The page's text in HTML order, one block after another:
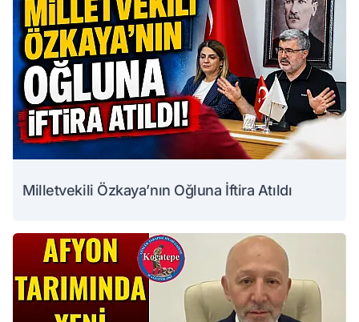
Milletvekili Özkaya’nın Oğluna İftira Atıldı